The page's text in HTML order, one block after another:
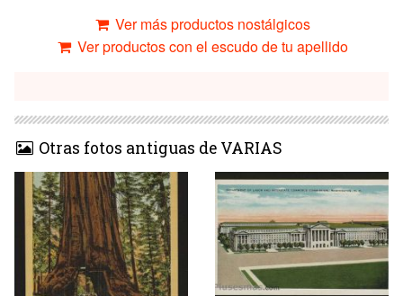
Ver más productos nostálgicos
Ver productos con el escudo de tu apellido
Otras fotos antiguas de VARIAS